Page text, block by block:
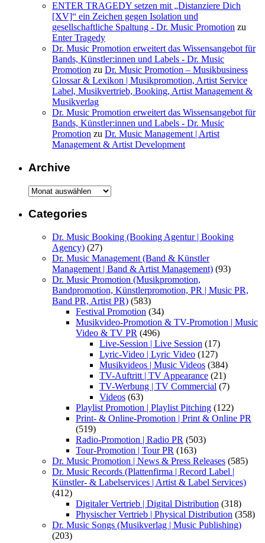
ENTER TRAGEDY setzen mit „Distanziere Dich
[XV]“ ein Zeichen gegen Isolation und
gesellschaftliche Spaltung - Dr. Music Promotion zu
Enter Tragedy
Dr. Music Promotion erweitert das Wissensangebot für
Bands, Künstler:innen und Labels - Dr. Music
Promotion zu Dr. Music Promotion – Musikbusiness
Glossar & Lexikon | Musikpromotion, Artist Service
Label, Musikvertrieb, Booking, Artist Management &
Musikverlag
Dr. Music Promotion erweitert das Wissensangebot für
Bands, Künstler:innen und Labels - Dr. Music
Promotion zu Dr. Music Management | Artist
Management & Artist Development
Archive
Archive
Categories
Dr. Music Booking (Booking Agentur | Booking
Agency) (27)
Dr. Music Management (Band & Künstler
Management | Band & Artist Management) (93)
Dr. Music Promotion (Musikpromotion,
Bandpromotion, Künstlerpromotion, PR | Music PR,
Band PR, Artist PR) (583)
Festival Promotion (34)
Musikvideo-Promotion & TV-Promotion | Music
Video & TV PR (496)
Live-Session | Live Session (17)
Lyric-Video | Lyric Video (127)
Musikvideos | Music Videos (384)
TV-Auftritt | TV Appearance (21)
TV-Werbung | TV Commercial (7)
Videos (63)
Playlist Promotion | Playlist Pitching (122)
Print- & Online-Promotion | Print & Online PR
(519)
Radio-Promotion | Radio PR (503)
Tour-Promotion | Tour PR (163)
Dr. Music Promotion | News & Press Releases (585)
Dr. Music Records (Plattenfirma | Record Label |
Künstler- & Labelservices | Artist & Label Services)
(412)
Digitaler Vertrieb | Digital Distribution (318)
Physischer Vertrieb | Physical Distribution (358)
Dr. Music Songs (Musikverlag | Music Publishing)
(203)